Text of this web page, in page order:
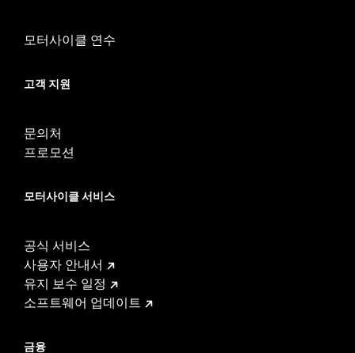
모터사이클 연수
고객 지원
문의처
프로모션
모터사이클 서비스
공식 서비스
사용자 안내서
유지 보수 일정
소프트웨어 업데이트
금융